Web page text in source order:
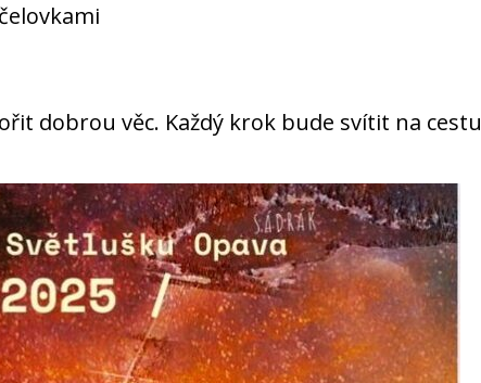
dobrou věc. Každý krok bude svítit na cestu